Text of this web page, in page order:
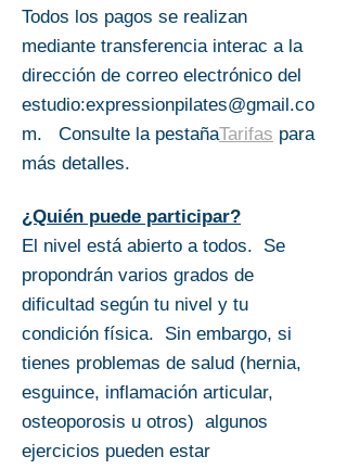
Todos los pagos se realizan
mediante transferencia interac a la
dirección de correo electrónico del
estudio:expressionpilates@gmail.co
m. Consulte la pestañaTarifas para
más detalles.
¿Quién puede participar?
El nivel está abierto a todos. Se
propondrán varios grados de
dificultad según tu nivel y tu
condición física. Sin embargo, si
tienes problemas de salud (hernia,
esguince, inflamación articular,
osteoporosis u otros) algunos
ejercicios pueden estar